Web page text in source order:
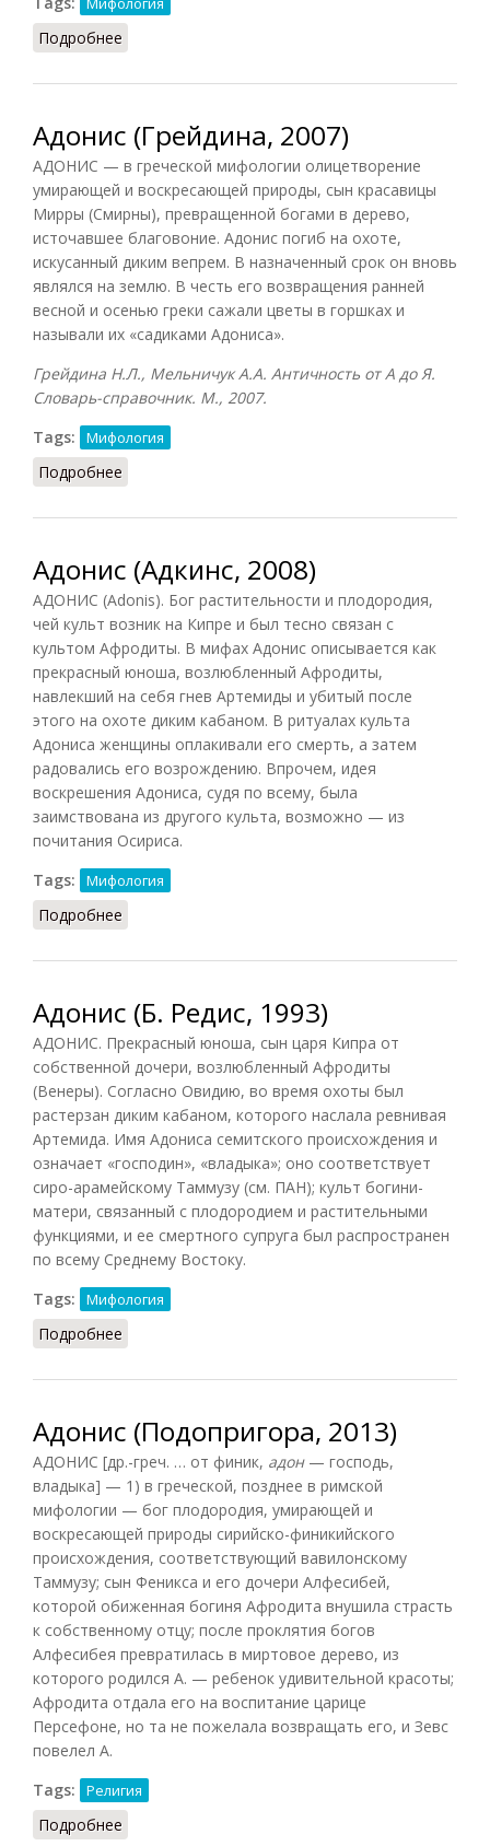
Подробнее
Адонис (Грейдина, 2007)
АДОНИС — в греческой мифологии олицетворение
умирающей и воскресающей природы, сын красавицы
Мирры (Смирны), превращенной богами в дерево,
источавшее благовоние. Адонис погиб на охоте,
искусанный диким вепрем. В назначенный срок он вновь
являлся на землю. В честь его возвращения ранней
весной и осенью греки сажали цветы в горшках и
называли их «садиками Адониса».
Грейдина Н.Л., Мельничук А.А. Античность от А до Я.
Словарь-справочник. М., 2007.
Tags:
Мифология
Подробнее
Адонис (Адкинс, 2008)
АДОНИС (Adonis). Бог растительности и плодородия,
чей культ возник на Кипре и был тесно связан с
культом Афродиты. В мифах Адонис описывается как
прекрасный юноша, возлюбленный Афродиты,
навлекший на себя гнев Артемиды и убитый после
этого на охоте диким кабаном. В ритуалах культа
Адониса женщины оплакивали его смерть, а затем
радовались его возрождению. Впрочем, идея
воскрешения Адониса, судя по всему, была
заимствована из другого культа, возможно — из
почитания Осириса.
Tags:
Мифология
Подробнее
Адонис (Б. Редис, 1993)
АДОНИС. Прекрасный юноша, сын царя Кипра от
собственной дочери, возлюбленный Афродиты
(Венеры). Согласно Овидию, во время охоты был
растерзан диким кабаном, которого наслала ревнивая
Артемида. Имя Адониса семитского происхождения и
означает «господин», «владыка»; оно соответствует
сиро-арамейскому Таммузу (см. ПАН); культ богини-
матери, связанный с плодородием и растительными
функциями, и ее смертного супруга был распространен
по всему Среднему Востоку.
Tags:
Мифология
Подробнее
Адонис (Подопригора, 2013)
АДОНИС [др.-греч. … от финик, адон— господь,
владыка] — 1) в греческой, позднее в римской
мифологии — бог плодородия, умирающей и
воскресающей природы сирийско-финикийского
происхождения, соответствующий вавилонскому
Таммузу; сын Феникса и его дочери Алфесибей,
которой обиженная богиня Афродита внушила страсть
к собственному отцу; после проклятия богов
Алфесибея превратилась в миртовое дерево, из
которого родился А. — ребенок удивительной красоты;
Афродита отдала его на воспитание царице
Персефоне, но та не пожелала возвращать его, и Зевс
повелел А.
Tags:
Религия
Подробнее